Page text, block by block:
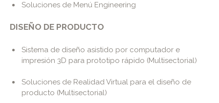
Soluciones de Menú Engineering
DISEÑO DE PRODUCTO
Sistema de diseño asistido por computador e
impresión 3D para prototipo rápido (Multisectorial)
Soluciones de Realidad Virtual para el diseño de
producto (Multisectorial)